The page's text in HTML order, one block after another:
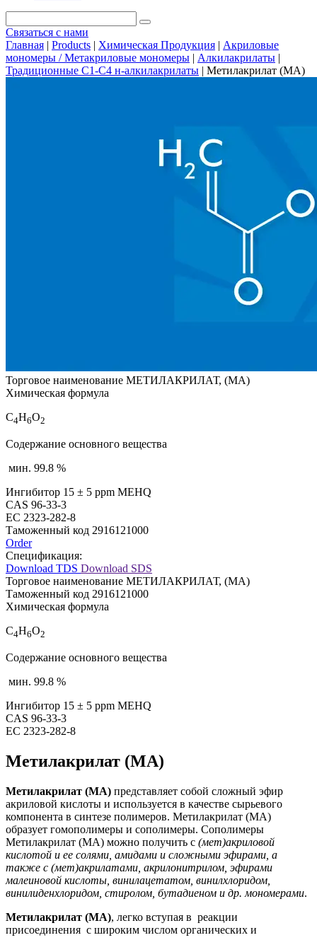
Связаться с нами
Главная | Products | Химическая Продукция | Акриловые
мономеры / Метакриловые мономеры | Алкилакрилаты |
Традиционные С1-С4 н-алкилакрилаты | Метилакрилат (МА)
Торговое наименование МЕТИЛАКРИЛАТ, (МА)
Химическая формула
C4H6O2
Содержание основного вещества
мин. 99.8 %
Ингибитор 15 ± 5 ppm MEHQ
CAS 96-33-3
EC 2323-282-8
Таможенный код 2916121000
Order
Спецификация:
Download TDS Download SDS
Торговое наименование МЕТИЛАКРИЛАТ, (МА)
Таможенный код 2916121000
Химическая формула
C4H6O2
Содержание основного вещества
мин. 99.8 %
Ингибитор 15 ± 5 ppm MEHQ
CAS 96-33-3
EC 2323-282-8
Метилакрилат (МА)
Метилакрилат (МА) представляет собой сложный эфир
акриловой кислоты и используется в качестве сырьевого
компонента в синтезе полимеров. Метилакрилат (МА)
образует гомополимеры и сополимеры. Сополимеры
Метилакрилат (МА) можно получить с (мет)акриловой
кислотой и ее солями, амидами и сложными эфирами, а
также с (мет)акрилатами, акрилонитрилом, эфирами
малеиновой кислоты, винилацетатом, винилхлоридом,
винилиденхлоридом, стиролом, бутадиеном и др. мономерами.
Метилакрилат (МА), легко вступая в реакции
присоединения с широким числом органических и